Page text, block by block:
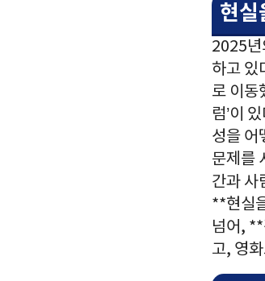
현실
2025년
하고 있
로 이동
럼’이
성을 어
문제를
간과 사
**현실
넘어,
고, 영